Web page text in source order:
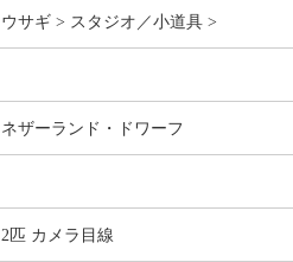
ウサギ > スタジオ／小道具 >
ネザーランド・ドワーフ
2匹 カメラ目線